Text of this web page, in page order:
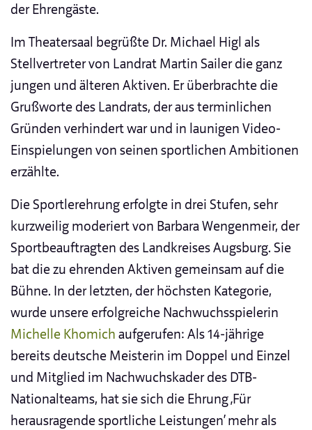
der Ehrengäste.
Im Theatersaal begrüßte Dr. Michael Higl als
Stellvertreter von Landrat Martin Sailer die ganz
jungen und älteren Aktiven. Er überbrachte die
Grußworte des Landrats, der aus terminlichen
Gründen verhindert war und in launigen Video-
Einspielungen von seinen sportlichen Ambitionen
erzählte.
Die Sportlerehrung erfolgte in drei Stufen, sehr
kurzweilig moderiert von Barbara Wengenmeir, der
Sportbeauftragten des Landkreises Augsburg. Sie
bat die zu ehrenden Aktiven gemeinsam auf die
Bühne. In der letzten, der höchsten Kategorie,
wurde unsere erfolgreiche Nachwuchsspielerin
Michelle Khomich aufgerufen: Als 14-jährige
bereits deutsche Meisterin im Doppel und Einzel
und Mitglied im Nachwuchskader des DTB-
Nationalteams, hat sie sich die Ehrung ‚Für
herausragende sportliche Leistungen‘ mehr als